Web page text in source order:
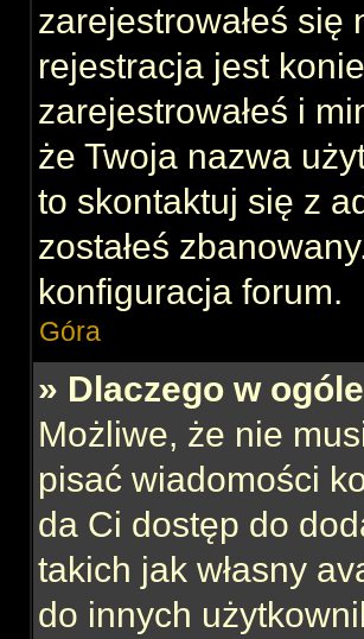
zarejestrowałeś
rejestracja jest
zarejestrowałeś i
że Twoja nazwa
to skontaktuj się z
zostałeś
konfiguracja forum.
Góra
» Dlaczego w
Możliwe, że nie
pisać wiadomości
da Ci dostęp do
takich jak własny
do innych